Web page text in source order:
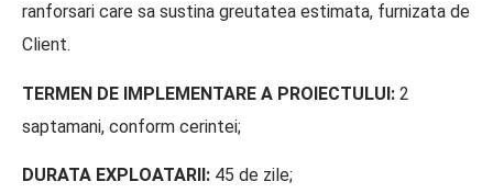
ranforsari care sa sustina greutatea estimata, furnizata de
Client.
TERMEN DE IMPLEMENTARE A PROIECTULUI: 2
saptamani, conform cerintei;
DURATA EXPLOATARII: 45 de zile;